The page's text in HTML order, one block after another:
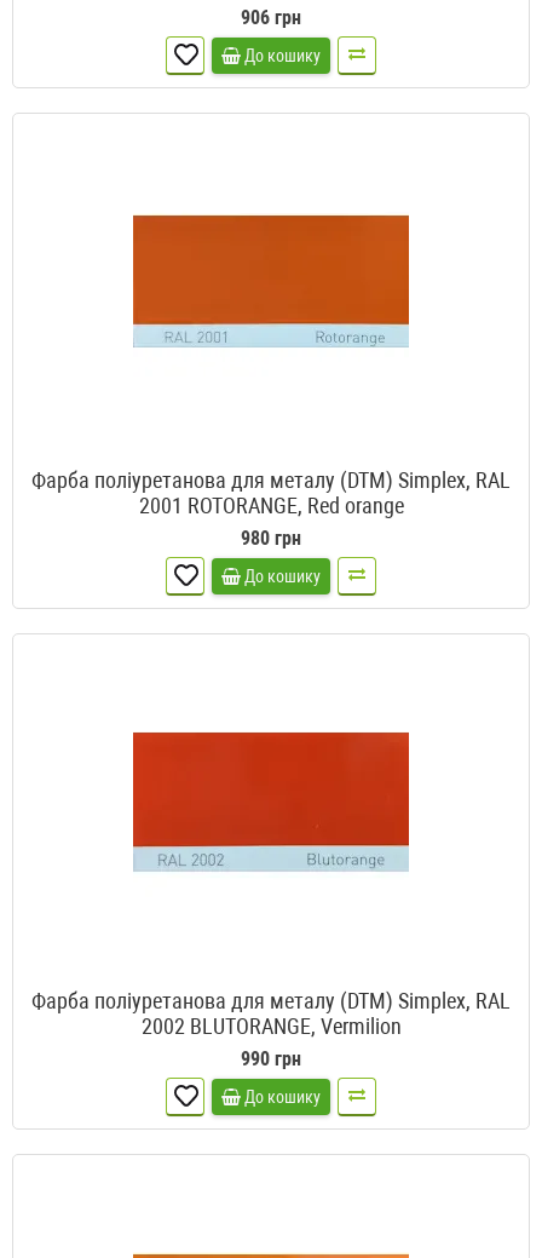
906 грн
До кошику
Фарба поліуретанова для металу (DTM) Simplex, RAL
2001 ROTORANGE, Red orange
980 грн
До кошику
Фарба поліуретанова для металу (DTM) Simplex, RAL
2002 BLUTORANGE, Vermilion
990 грн
До кошику